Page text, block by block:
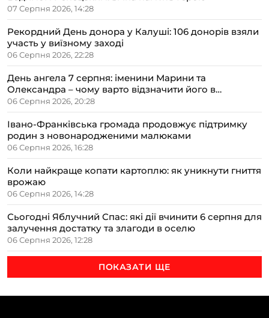
07 Серпня 2026, 14:28
Рекордний День донора у Калуші: 106 донорів взяли
участь у виїзному заході
06 Серпня 2026, 22:28
День ангела 7 серпня: іменини Марини та
Олександра – чому варто відзначити його в
сімейному колі
06 Серпня 2026, 20:28
Івано-Франківська громада продовжує підтримку
родин з новонародженими малюками
06 Серпня 2026, 16:28
Коли найкраще копати картоплю: як уникнути гниття
врожаю
06 Серпня 2026, 14:28
Сьогодні Яблучний Спас: які дії вчинити 6 серпня для
залучення достатку та злагоди в оселю
06 Серпня 2026, 12:28
ПОКАЗАТИ ЩЕ